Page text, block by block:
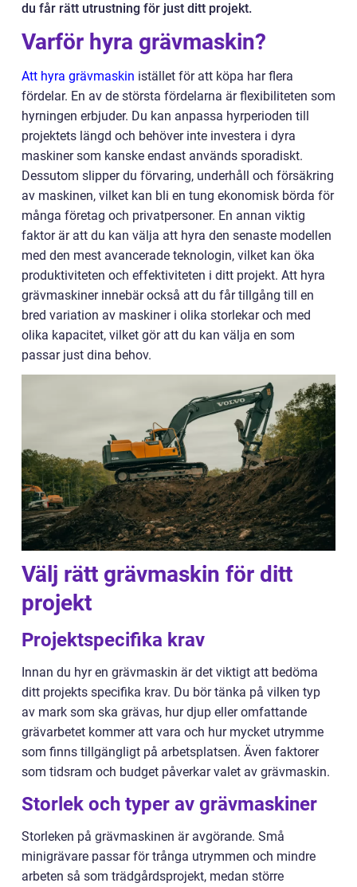
du får rätt utrustning för just ditt projekt.
Varför hyra grävmaskin?
Att hyra grävmaskin istället för att köpa har flera
fördelar. En av de största fördelarna är flexibiliteten som
hyrningen erbjuder. Du kan anpassa hyrperioden till
projektets längd och behöver inte investera i dyra
maskiner som kanske endast används sporadiskt.
Dessutom slipper du förvaring, underhåll och försäkring
av maskinen, vilket kan bli en tung ekonomisk börda för
många företag och privatpersoner. En annan viktig
faktor är att du kan välja att hyra den senaste modellen
med den mest avancerade teknologin, vilket kan öka
produktiviteten och effektiviteten i ditt projekt. Att hyra
grävmaskiner innebär också att du får tillgång till en
bred variation av maskiner i olika storlekar och med
olika kapacitet, vilket gör att du kan välja en som
passar just dina behov.
Välj rätt grävmaskin för ditt
projekt
Projektspecifika krav
Innan du hyr en grävmaskin är det viktigt att bedöma
ditt projekts specifika krav. Du bör tänka på vilken typ
av mark som ska grävas, hur djup eller omfattande
grävarbetet kommer att vara och hur mycket utrymme
som finns tillgängligt på arbetsplatsen. Även faktorer
som tidsram och budget påverkar valet av grävmaskin.
Storlek och typer av grävmaskiner
Storleken på grävmaskinen är avgörande. Små
minigrävare passar för trånga utrymmen och mindre
arbeten så som trädgårdsprojekt, medan större